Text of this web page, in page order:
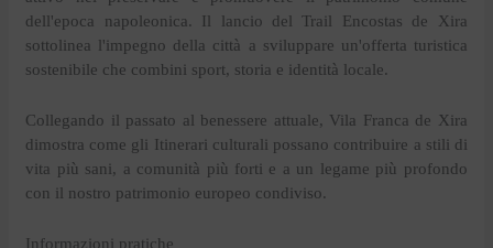
dell'epoca napoleonica. Il lancio del Trail Encostas de Xira
sottolinea l'impegno della città a sviluppare un'offerta turistica
sostenibile che combini sport, storia e identità locale.
Collegando il passato al benessere attuale, Vila Franca de Xira
dimostra come gli Itinerari culturali possano contribuire a stili di
vita più sani, a comunità più forti e a un legame più profondo
con il nostro patrimonio europeo condiviso.
Informazioni pratiche